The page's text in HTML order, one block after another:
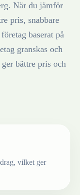
. När du jämför
pris, snabbare
baserat på
granskas och
bättre pris och
vilket ger